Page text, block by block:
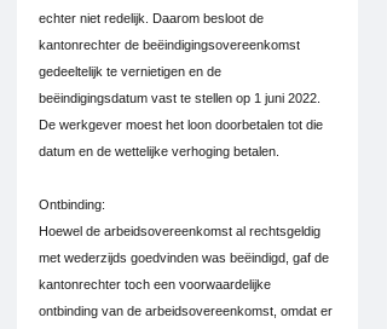
echter niet redelijk. Daarom besloot de
kantonrechter de beëindigingsovereenkomst
gedeeltelijk te vernietigen en de
beëindigingsdatum vast te stellen op 1 juni 2022.
De werkgever moest het loon doorbetalen tot die
datum en de wettelijke verhoging betalen.
Ontbinding:
Hoewel de arbeidsovereenkomst al rechtsgeldig
met wederzijds goedvinden was beëindigd, gaf de
kantonrechter toch een voorwaardelijke
ontbinding van de arbeidsovereenkomst, omdat er